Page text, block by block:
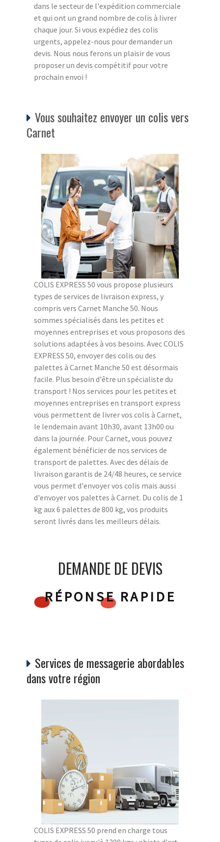
dans le secteur de l'expédition commerciale
et qui ont un grand nombre de colis à livrer
chaque jour. Si vous expédiez des colis
urgents, appelez-nous pour demander un
devis. Nous nous ferons un plaisir de vous
proposer un devis compétitif pour votre
prochain envoi !
Vous souhaitez envoyer un colis vers
Carnet
COLIS EXPRESS 50 vous propose plusieurs
types de services de livraison express, y
compris vers Carnet Manche 50. Nous
sommes spécialisés dans les petites et
moyennes entreprises et vous proposons des
solutions adaptées à vos besoins. Avec COLIS
EXPRESS 50, envoyer des colis ou des
palettes à Carnet Manche 50 est désormais
facile. Plus besoin d'être un spécialiste du
transport ! Nos services pour les petites et
moyennes entreprises en transport express
vous permettent de livrer vos colis à Carnet,
le lendemain avant 10h30, avant 13h00 ou
dans la journée. Pour Carnet, vous pouvez
également bénéficier de nos services de
transport de palettes. Avec des délais de
livraison garantis de 24/48 heures, ce service
vous permet d'envoyer vos colis mais aussi
d'envoyer vos palettes à Carnet. Du colis de 1
kg aux 6 palettes de 800 kg, vos produits
seront livrés dans les meilleurs délais.
DEMANDE DE DEVIS
RÉPONSE RAPIDE
Services de messagerie abordables
dans votre région
COLIS EXPRESS 50 prend en charge tous